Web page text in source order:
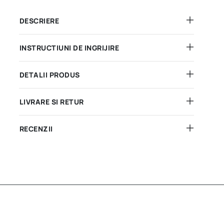
DESCRIERE
INSTRUCTIUNI DE INGRIJIRE
DETALII PRODUS
LIVRARE SI RETUR
RECENZII